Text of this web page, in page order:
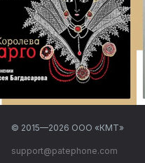
© 2015—2026 ООО «КМТ»
support@patephone.com